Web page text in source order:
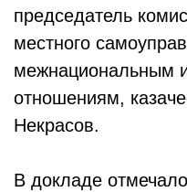
председатель
местного
межнациональным
отношениям,
Некрасов.
В докладе